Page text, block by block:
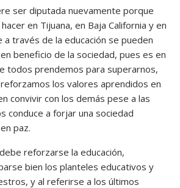
ser diputada nuevamente porque
en Tijuana, en Baja California y en
a través de la educación se pueden
beneficio de la sociedad, pues es en
todos prendemos para superarnos,
los valores aprendidos en
convivir con los demás pese a las
conduce a forjar una sociedad
paz.
reforzarse la educación,
bien los planteles educativos y
y al referirse a los últimos